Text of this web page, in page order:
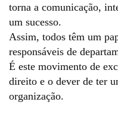
torna a comunicação,
um sucesso.
Assim, todos têm um
responsáveis de
É este movimento de
direito e o dever de ter
organização.